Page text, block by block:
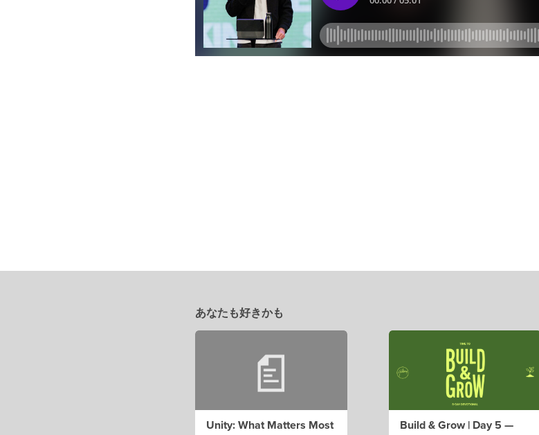
あなたも好きかも
Unity: What Matters Most
Build & Grow | Day 5 —